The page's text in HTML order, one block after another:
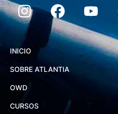
INICIO
SOBRE ATLANTIA
OWD
CURSOS